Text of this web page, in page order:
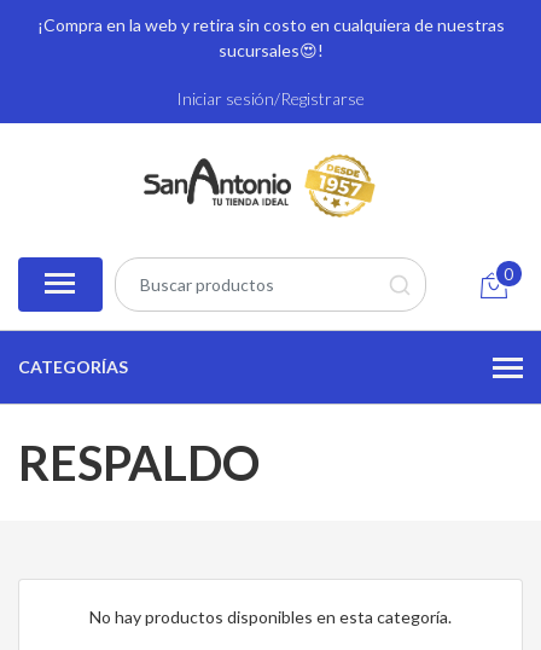
¡Compra en la web y retira sin costo en cualquiera de nuestras
sucursales😍!
Iniciar sesión/Registrarse
0
CATEGORÍAS
RESPALDO
No hay productos disponibles en esta categoría.